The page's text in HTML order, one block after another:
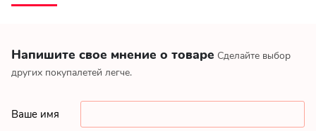
Напишите свое мнение о товаре Сделайте выбор
других покупалетей легче.
Ваше имя